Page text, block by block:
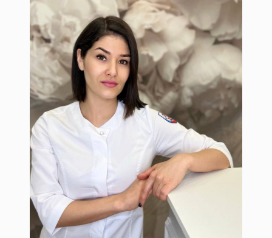
Сокова Фарида
Косметолог с медицинским
образованием. Специалист по
физиотерапевтическим процедурам.
Специалист по массажу лица.